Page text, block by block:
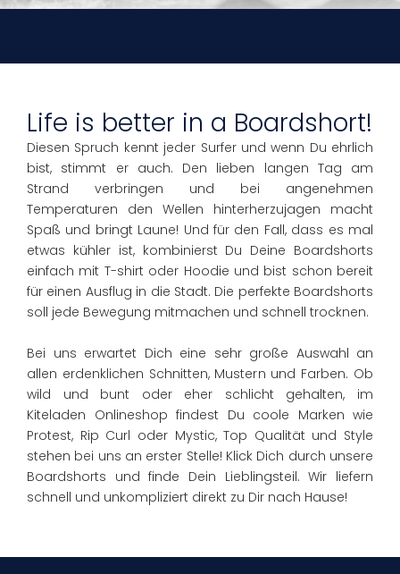
Life is better in a Boardshort!
Diesen Spruch kennt jeder Surfer und wenn Du ehrlich
bist, stimmt er auch. Den lieben langen Tag am
Strand verbringen und bei angenehmen
Temperaturen den Wellen hinterherzujagen macht
Spaß und bringt Laune! Und für den Fall, dass es mal
etwas kühler ist, kombinierst Du Deine Boardshorts
einfach mit T-shirt oder Hoodie und bist schon bereit
für einen Ausflug in die Stadt. Die perfekte Boardshorts
soll jede Bewegung mitmachen und schnell trocknen.
Bei uns erwartet Dich eine sehr große Auswahl an
allen erdenklichen Schnitten, Mustern und Farben. Ob
wild und bunt oder eher schlicht gehalten, im
Kiteladen Onlineshop findest Du coole Marken wie
Protest, Rip Curl oder Mystic, Top Qualität und Style
stehen bei uns an erster Stelle! Klick Dich durch unsere
Boardshorts und finde Dein Lieblingsteil. Wir liefern
schnell und unkompliziert direkt zu Dir nach Hause!